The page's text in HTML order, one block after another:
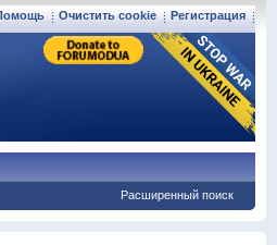
Регистрация
Очистить cookie
Расширенный поиск